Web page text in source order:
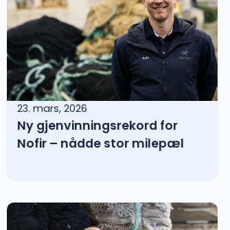
23. mars, 2026
Ny gjenvinningsrekord for
Nofir – nådde stor milepæl